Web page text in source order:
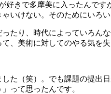
きで多摩美に入ったんで
いけない。そのためにいろ
たり、時代によっていろ
、美術に対してのやる気を
た（笑）。でも課題の提出
って思ったんです。